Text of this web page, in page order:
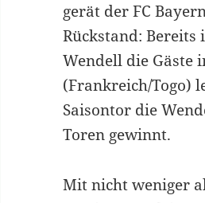
gerät der FC
Rückstand:
Wendell die Gäste
(Frankreich/Togo)
Saisontor die
Toren gewinnt.
Mit nicht weniger